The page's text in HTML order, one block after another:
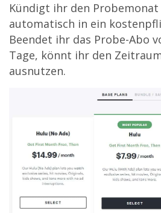
Kündigt ihr den
automatisch in ein
Beendet ihr das Probe-Abo
Tage, könnt ihr den
ausnutzen.